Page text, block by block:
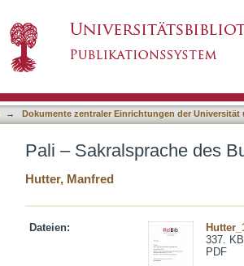
→ Dokumente zentraler Einrichtungen der
Pali – Sakralsprache des
Hutter, Manfred
Dateien:
337. KB
PDF